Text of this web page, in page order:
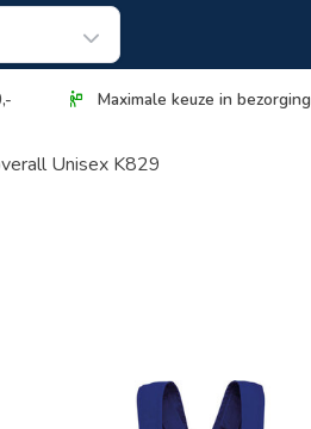
Maximale keuze in bezorging
Unisex K829